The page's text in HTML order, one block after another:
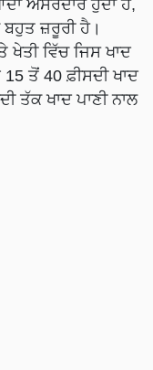
ਅਸਰਦਾਰ ਹੁੰਦਾ ਹੈ,
ਜ਼ਰੂਰੀ ਹੈ।
ਖੇਤੀ ਵਿੱਚ ਜਿਸ ਖਾਦ
ਤੋਂ 40 ਫ਼ੀਸਦੀ ਖਾਦ
ਤੱਕ ਖਾਦ ਪਾਣੀ ਨਾਲ